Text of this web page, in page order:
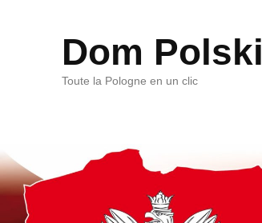
Dom Polski
Toute la Pologne en un clic